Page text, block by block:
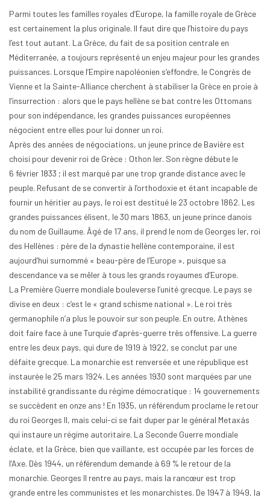
Parmi toutes les familles royales d’Europe, la famille royale de Grèce
est certainement la plus originale. Il faut dire que l’histoire du pays
l’est tout autant. La Grèce, du fait de sa position centrale en
Méditerranée, a toujours représenté un enjeu majeur pour les grandes
puissances. Lorsque l’Empire napoléonien s’effondre, le Congrès de
Vienne et la Sainte-Alliance cherchent à stabiliser la Grèce en proie à
l’insurrection : alors que le pays hellène se bat contre les Ottomans
pour son indépendance, les grandes puissances européennes
négocient entre elles pour lui donner un roi.
Après des années de négociations, un jeune prince de Bavière est
choisi pour devenir roi de Grèce : Othon Ier. Son règne débute le
6 février 1833 ; il est marqué par une trop grande distance avec le
peuple. Refusant de se convertir à l’orthodoxie et étant incapable de
fournir un héritier au pays, le roi est destitué le 23 octobre 1862. Les
grandes puissances élisent, le 30 mars 1863, un jeune prince danois
du nom de Guillaume. Âgé de 17 ans, il prend le nom de Georges Ier, roi
des Hellènes : père de la dynastie hellène contemporaine, il est
aujourd’hui surnommé « beau-père de l’Europe », puisque sa
descendance va se mêler à tous les grands royaumes d’Europe.
La Première Guerre mondiale bouleverse l’unité grecque. Le pays se
divise en deux : c’est le « grand schisme national ». Le roi très
germanophile n’a plus le pouvoir sur son peuple. En outre, Athènes
doit faire face à une Turquie d’après-guerre très offensive. La guerre
entre les deux pays, qui dure de 1919 à 1922, se conclut par une
défaite grecque. La monarchie est renversée et une république est
instaurée le 25 mars 1924. Les années 1930 sont marquées par une
instabilité grandissante du régime démocratique : 14 gouvernements
se succèdent en onze ans ! En 1935, un référendum proclame le retour
du roi Georges II, mais celui-ci se fait duper par le général Metaxás
qui instaure un régime autoritaire. La Seconde Guerre mondiale
éclate, et la Grèce, bien que vaillante, est occupée par les forces de
l’Axe. Dès 1944, un référendum demande à 69 % le retour de la
monarchie. Georges II rentre au pays, mais la rancœur est trop
grande entre les communistes et les monarchistes. De 1947 à 1949, la